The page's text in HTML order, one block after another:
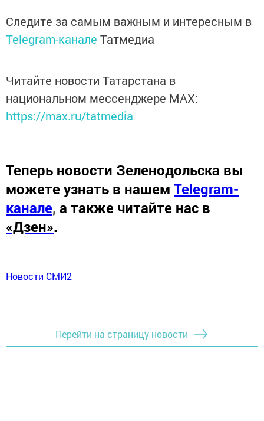
Следите за самым важным и интересным в
Telegram-канале Татмедиа
Читайте новости Татарстана в
национальном мессенджере MАХ:
https://max.ru/tatmedia
Теперь новости Зеленодольска вы
можете узнать в нашем Telegram-
канале, а также читайте нас в
«Дзен».
Новости СМИ2
Перейти на страницу новости